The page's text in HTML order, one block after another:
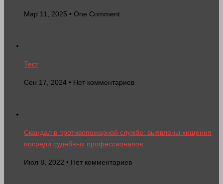
Мар 11, 2025 • One Comment
Тест
Сен 17, 2024 • Нет комментариев
Скандал в противопожарной службе: выявлены хищения
посреди судебных профессионалов
Июл 8, 2022 • Нет комментариев